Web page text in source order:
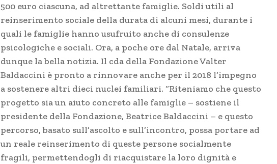
500 euro ciascuna, ad altrettante famiglie. Soldi utili al
reinserimento sociale della durata di alcuni mesi, durante i
quali le famiglie hanno usufruito anche di consulenze
psicologiche e sociali. Ora, a poche ore dal Natale, arriva
dunque la bella notizia. Il cda della Fondazione Valter
Baldaccini è pronto a rinnovare anche per il 2018 l’impegno
a sostenere altri dieci nuclei familiari. “Riteniamo che questo
progetto sia un aiuto concreto alle famiglie – sostiene il
presidente della Fondazione, Beatrice Baldaccini – e questo
percorso, basato sull’ascolto e sull’incontro, possa portare ad
un reale reinserimento di queste persone socialmente
fragili, permettendogli di riacquistare la loro dignità e